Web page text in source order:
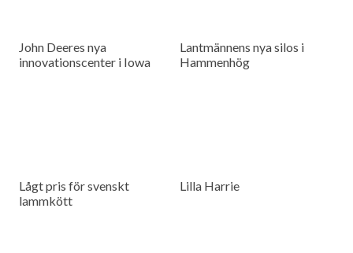
John Deeres nya
innovationscenter i Iowa
Lantmännens nya silos i
Hammenhög
Lågt pris för svenskt
lammkött
Lilla Harrie